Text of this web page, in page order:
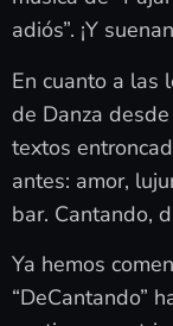
adiós”. ¡Y
En cuanto a las
de Danza
textos
antes: amor,
bar. Cantando,
Ya hemos
“DeCantando”